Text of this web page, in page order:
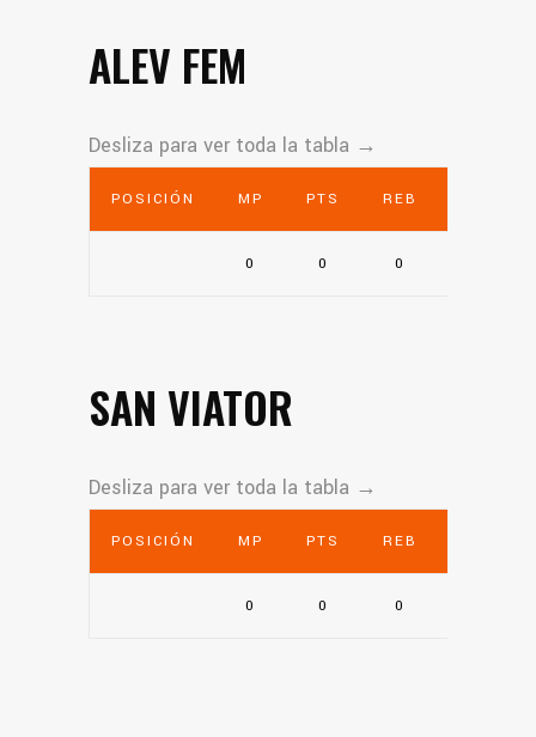
ALEV FEM
POSICIÓN MP PTS REB
0 0 0
SAN VIATOR
POSICIÓN MP PTS REB
0 0 0